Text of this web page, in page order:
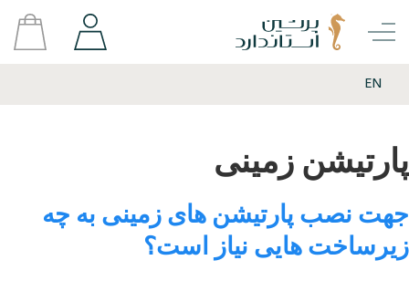
EN
پارتیشن زمینی
جهت نصب پارتیشن های زمینی به چه
زیرساخت هایی نیاز است؟